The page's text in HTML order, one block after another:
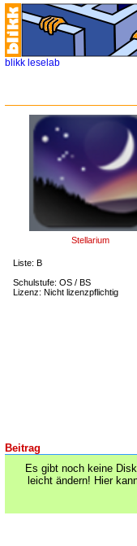
blikk leselab
Stellarium
Liste: B
Schulstufe: OS / BS
Lizenz: Nicht lizenzpflichtig
Beitrag
Es gibt noch keine
leicht ändern! Hier